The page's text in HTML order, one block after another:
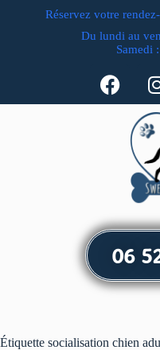
Réservez votre
Du lundi au
Samedi
06
Étiquette socialisation chien